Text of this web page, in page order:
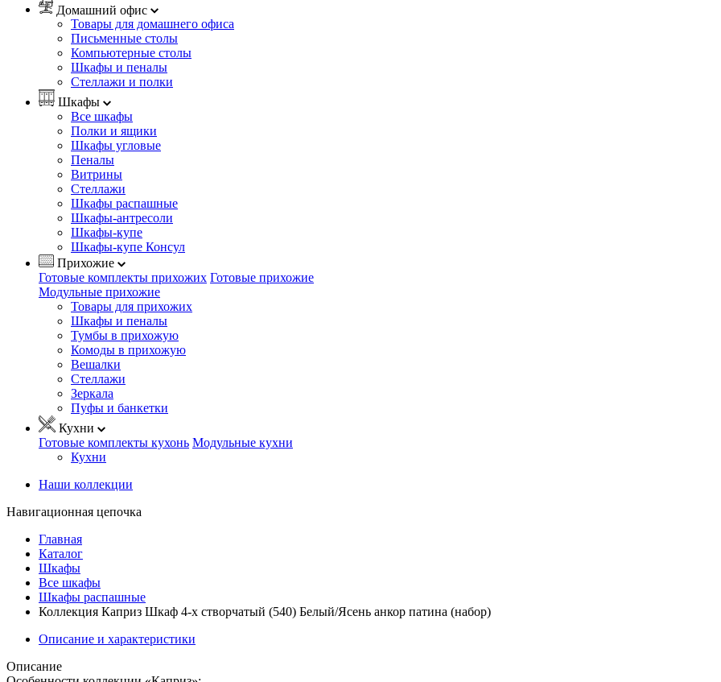
Домашний офис
Товары для домашнего офиса
Письменные столы
Компьютерные столы
Шкафы и пеналы
Стеллажи и полки
Шкафы
Все шкафы
Полки и ящики
Шкафы угловые
Пеналы
Витрины
Стеллажи
Шкафы распашные
Шкафы-антресоли
Шкафы-купе
Шкафы-купе Консул
Прихожие
Готовые комплекты прихожих Готовые прихожие
Модульные прихожие
Товары для прихожих
Шкафы и пеналы
Тумбы в прихожую
Комоды в прихожую
Вешалки
Стеллажи
Зеркала
Пуфы и банкетки
Кухни
Готовые комплекты кухонь Модульные кухни
Кухни
Наши коллекции
Навигационная цепочка
Главная
Каталог
Шкафы
Все шкафы
Шкафы распашные
Коллекция Каприз Шкаф 4-х створчатый (540) Белый/Ясень анкор патина (набор)
Описание и характеристики
Описание